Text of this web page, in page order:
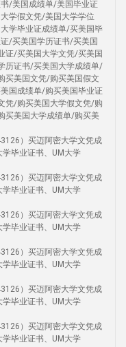
/美国成绩单/美国毕业证
学假文凭/美国大学学位
学毕业证成绩单/买美国毕
/买美国学历证书/买美国
证/买美国大学文凭/买美国
历证书/买美国大学成绩单/
买美国文凭/购买美国假文
国成绩单/购买美国毕业证
凭/购买美国大学假文凭/购
买美国大学成绩单/购买美
）买迈阿密大学文凭成
毕业证书、UM大学
）买迈阿密大学文凭成
毕业证书、UM大学
）买迈阿密大学文凭成
毕业证书、UM大学
）买迈阿密大学文凭成
毕业证书、UM大学
）买迈阿密大学文凭成
毕业证书、UM大学
）买迈阿密大学文凭成
毕业证书、UM大学